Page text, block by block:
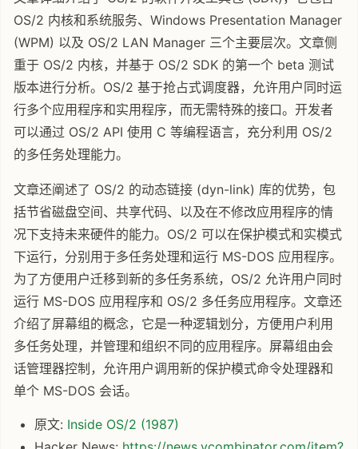
OS/2 内核和系统服务、Windows Presentation Manager
(WPM) 以及 OS/2 LAN Manager 三个主要层次。文章侧
重于 OS/2 内核，并基于 OS/2 SDK 的第一个 beta 测试
版本进行分析。OS/2 基于抢占式调度器，允许用户同时运
行多个应用程序和实用程序，而无需特殊的接口。开发者
可以通过 OS/2 API 使用 C 等编程语言，充分利用 OS/2
的多任务处理能力。
文章还阐述了 OS/2 的动态链接 (dyn-link) 库的优势，包
括节省磁盘空间、共享代码、以及在不修改应用程序的情
况下支持未来硬件的能力。OS/2 可以在保护模式和实模式
下运行，分别用于多任务处理和运行 MS-DOS 应用程序。
为了方便用户迁移到新的多任务系统，OS/2 允许用户同时
运行 MS-DOS 应用程序和 OS/2 多任务应用程序。文章还
介绍了屏幕组的概念，它是一种逻辑划分，方便用户利用
多任务处理，并管理和组织不同的应用程序。屏幕组由会
话管理器控制，允许用户调用新的保护模式命令处理器和
单个 MS-DOS 会话。
原文: Inside OS/2 (1987)